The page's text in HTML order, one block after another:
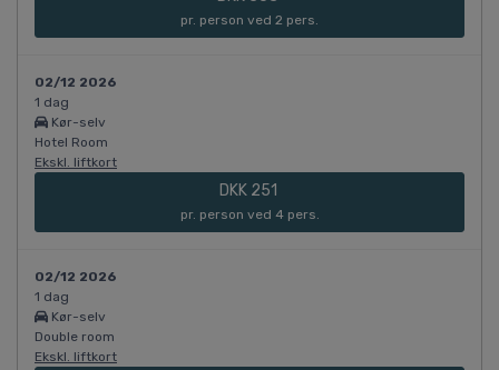
pr. person ved 2 pers.
02/12 2026
1 dag
Kør-selv
Hotel Room
Ekskl. liftkort
DKK 251
pr. person ved 4 pers.
02/12 2026
1 dag
Kør-selv
Double room
Ekskl. liftkort